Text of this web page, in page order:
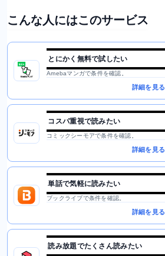
こんな人にはこのサービス
とにかく無料で試したい
Amebaマンガで条件を確認。
詳細を見る
コスパ重視で読みたい
コミックシーモアで条件を確認。
詳細を見る
単話で気軽に読みたい
ブックライブで条件を確認。
詳細を見る
読み放題でたくさん読みたい